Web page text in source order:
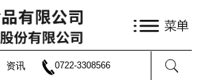
资讯 0722-3308566